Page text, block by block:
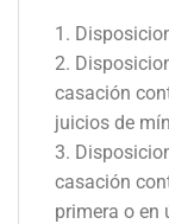
1.
2.
casación
juicios de
3.
casación
primera o en